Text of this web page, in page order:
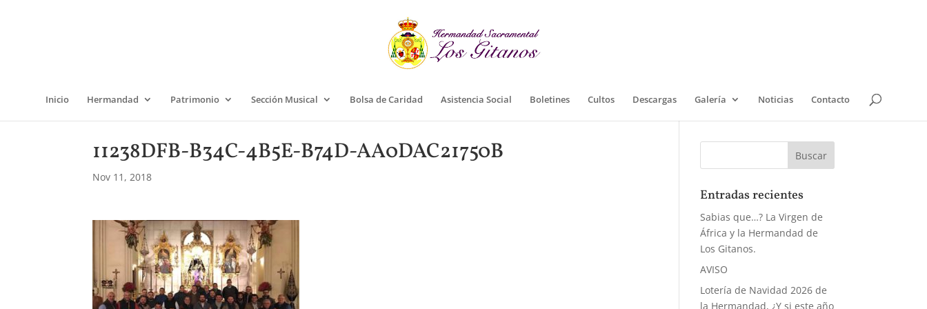
Inicio Hermandad Patrimonio Sección Musical Bolsa de Caridad Asistencia Social Boletines Cultos Descargas Galería Noticias Contacto
11238DFB-B34C-4B5E-B74D-AA0DAC21750B
Nov 11, 2018
Entradas recientes
Sabias que…? La Virgen de
África y la Hermandad de
Los Gitanos.
AVISO
Lotería de Navidad 2026 de
la Hermandad, ¿Y si este año